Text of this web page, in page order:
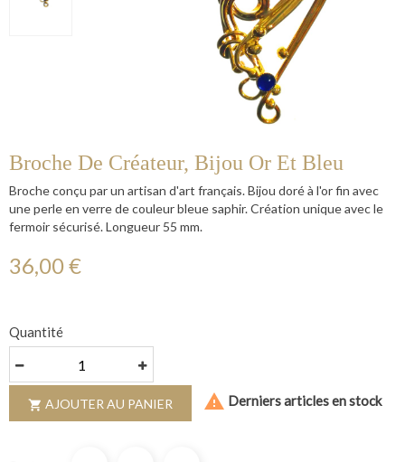
Broche De Créateur, Bijou Or Et Bleu
Broche conçu par un artisan d'art français. Bijou doré à l'or fin avec
une perle en verre de couleur bleue saphir. Création unique avec le
fermoir sécurisé. Longueur 55 mm.
36,00 €
Quantité
 AJOUTER AU PANIER  Derniers articles en stock